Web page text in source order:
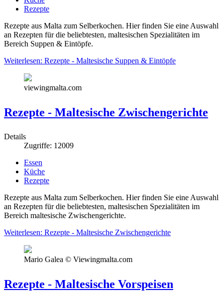
Rezepte
Rezepte aus Malta zum Selberkochen. Hier finden Sie eine Auswahl
an Rezepten für die beliebtesten, maltesischen Spezialitäten im
Bereich Suppen & Eintöpfe.
Weiterlesen: Rezepte - Maltesische Suppen & Eintöpfe
viewingmalta.com
Rezepte - Maltesische Zwischengerichte
Details
Zugriffe: 12009
Essen
Küche
Rezepte
Rezepte aus Malta zum Selberkochen. Hier finden Sie eine Auswahl
an Rezepten für die beliebtesten, maltesischen Spezialitäten im
Bereich maltesische Zwischengerichte.
Weiterlesen: Rezepte - Maltesische Zwischengerichte
Mario Galea © Viewingmalta.com
Rezepte - Maltesische Vorspeisen